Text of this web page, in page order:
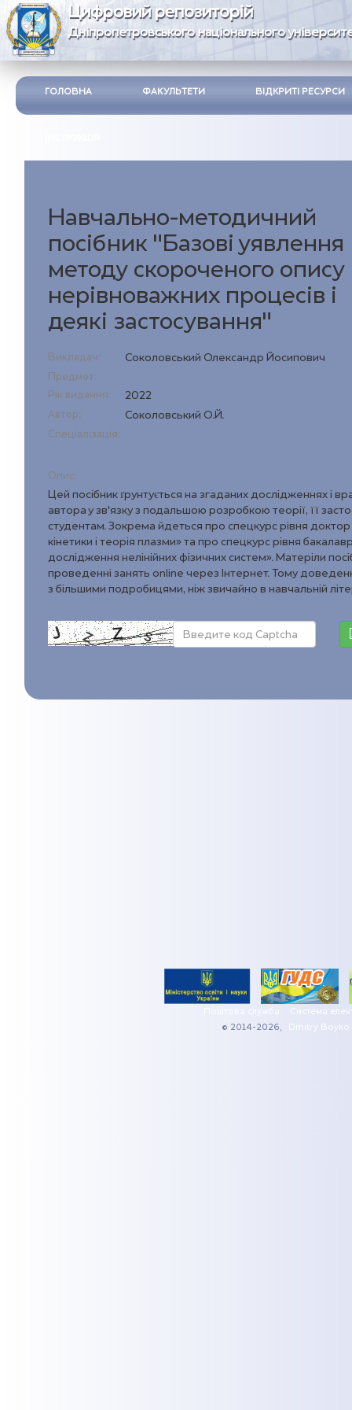
Цифровий репозиторій
Дніпропетровського національного
ГОЛОВНА ФАКУЛЬТЕТИ ВІДКРИТІ РЕСУРСИ
Навчально-методичний
посібник "Базові уявлення
методу скороченого опису
нерівноважних процесів і
деякі застосування"
Викладач: Соколовський Олександр Йосипович
Предмет:
Рік видання:
2022
Автор: Соколовський О.Й.
Спеціалізація:
Опис:
Цей посібник ґрунтується на згаданих дослідженнях і
автора у зв’язку з подальшою розробкою теорії, її
студентам. Зокрема йдеться про спецкурс рівня доктор
кінетики і теорія плазми» та про спецкурс рівня
дослідження нелінійних фізичних систем». Матеріли
проведенні занять online через Інтернет. Тому
з більшими подробицями, ніж звичайно в навчальній
Поштова служба
Система
© 2014-2026,
Dmitry Boyko